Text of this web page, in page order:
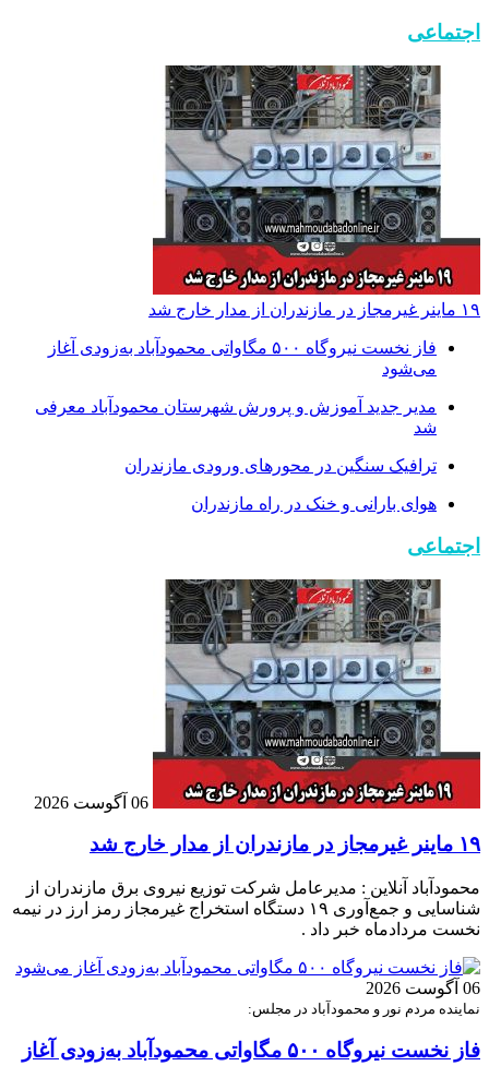
اجتماعی
۱۹ ماینر غیرمجاز در مازندران از مدار خارج شد
فاز نخست نیروگاه ۵۰۰ مگاواتی محمودآباد به‌زودی آغاز
می‌شود
مدیر جدید آموزش و پرورش شهرستان محمودآباد معرفی
شد
ترافیک سنگین در محور‌های ورودی مازندران
هوای بارانی و خنک در راه مازندران
اجتماعی
06 آگوست 2026
۱۹ ماینر غیرمجاز در مازندران از مدار خارج شد
محمودآباد آنلاین : مدیرعامل شرکت توزیع نیروی برق مازندران از
شناسایی و جمع‌آوری ۱۹ دستگاه استخراج غیرمجاز رمز ارز در نیمه
نخست مردادماه خبر داد .
06 آگوست 2026
نماینده مردم نور و محمودآباد در مجلس:
فاز نخست نیروگاه ۵۰۰ مگاواتی محمودآباد به‌زودی آغاز